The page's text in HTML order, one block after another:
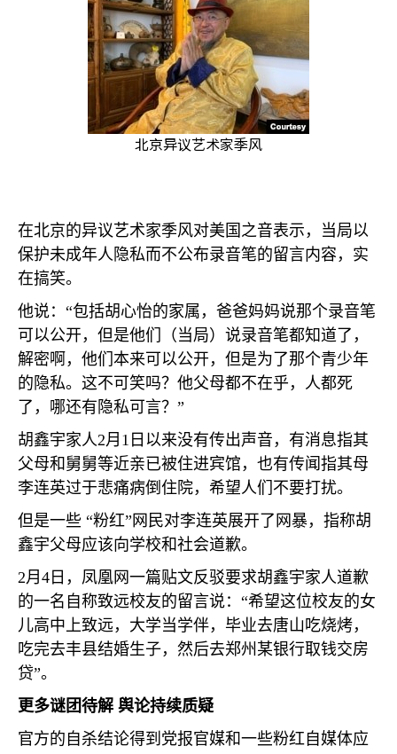
北京异议艺术家季风
在北京的异议艺术家季风对美国之音表示，当局以
保护未成年人隐私而不公布录音笔的留言内容，实
在搞笑。
他说：“包括胡心怡的家属，爸爸妈妈说那个录音笔
可以公开，但是他们（当局）说录音笔都知道了，
解密啊，他们本来可以公开，但是为了那个青少年
的隐私。这不可笑吗？他父母都不在乎，人都死
了，哪还有隐私可言？”
胡鑫宇家人2月 1 日以来没有传出声音，有消息指其
父母和舅舅等近亲已被住进宾馆，也有传闻指其母
李连英过于悲痛病倒住院，希望人们不要打扰。
但是一些 “粉红”网民对李连英展开了网暴，指称胡
鑫宇父母应该向学校和社会道歉。
2月 4 日，凤凰网一篇贴文反驳要求胡鑫宇家人道歉
的一名自称致远校友的留言说：“希望这位校友的女
儿高中上致远，大学当学伴，毕业去唐山吃烧烤，
吃完去丰县结婚生子，然后去郑州某银行取钱交房
贷”。
更多谜团待解 舆论持续质疑
官方的自杀结论得到党报官媒和一些粉红自媒体应